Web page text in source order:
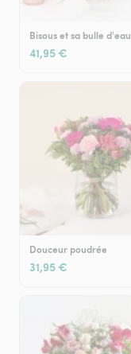
Bisous et sa bulle d'eau
41,95 €
Douceur poudrée
31,95 €